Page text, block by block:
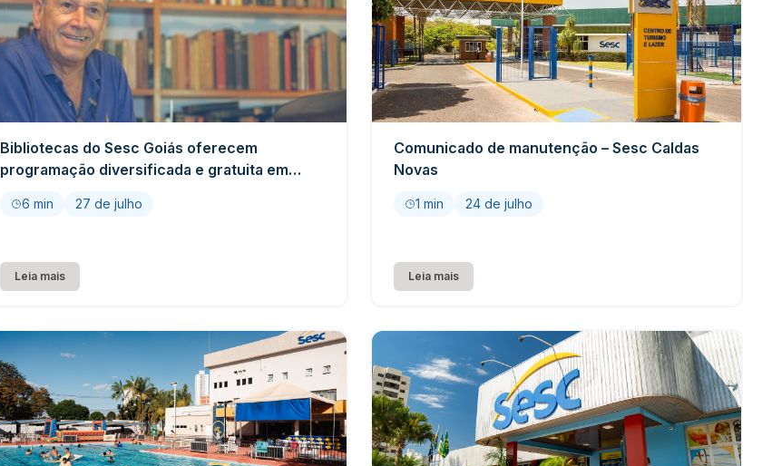
Bibliotecas do Sesc Goiás oferecem
programação diversificada e gratuita em
6 min 27 de julho
Leia mais
Comunicado de manutenção – Sesc Caldas
Novas
1 min 24 de julho
Leia mais